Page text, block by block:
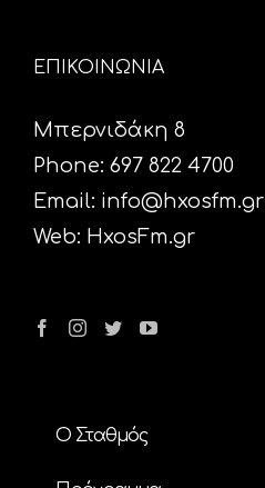
ΕΠΙΚΟΙΝΩΝΙΑ
Μπερνιδάκη 8
Phone: 697 822 4700
Email: info@hxosfm.gr
Web: HxosFm.gr
Ο Σταθμός